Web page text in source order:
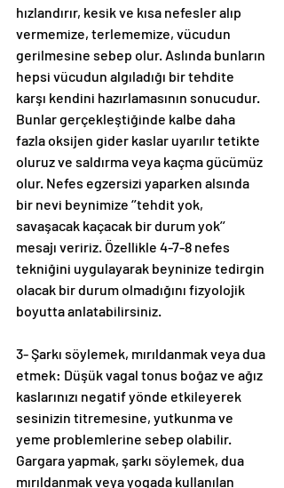
hızlandırır, kesik ve kısa nefesler alıp
vermemize, terlememize, vücudun
gerilmesine sebep olur. Aslında bunların
hepsi vücudun algıladığı bir tehdite
karşı kendini hazırlamasının sonucudur.
Bunlar gerçekleştiğinde kalbe daha
fazla oksijen gider kaslar uyarılır tetikte
oluruz ve saldırma veya kaçma gücümüz
olur. Nefes egzersizi yaparken alsında
bir nevi beynimize ‘’tehdit yok,
savaşacak kaçacak bir durum yok’’
mesajı veririz. Özellikle 4-7-8 nefes
tekniğini uygulayarak beyninize tedirgin
olacak bir durum olmadığını fizyolojik
boyutta anlatabilirsiniz.
3- Şarkı söylemek, mırıldanmak veya dua
etmek: Düşük vagal tonus boğaz ve ağız
kaslarınızı negatif yönde etkileyerek
sesinizin titremesine, yutkunma ve
yeme problemlerine sebep olabilir.
Gargara yapmak, şarkı söylemek, dua
mırıldanmak veya yogada kullanılan